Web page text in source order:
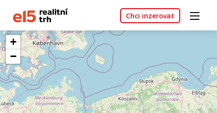
Chci inzerovat
+
−